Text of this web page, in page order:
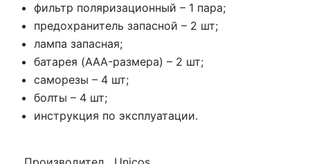
фильтр поляризационный – 1 пара;
предохранитель запасной – 2 шт;
лампа запасная;
батарея (AAA-размера) – 2 шт;
саморезы – 4 шт;
болты – 4 шт;
инструкция по эксплуатации.